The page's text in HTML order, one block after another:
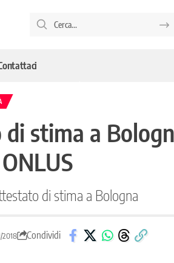
stima a
di stima a Bologna
2018 Condividi